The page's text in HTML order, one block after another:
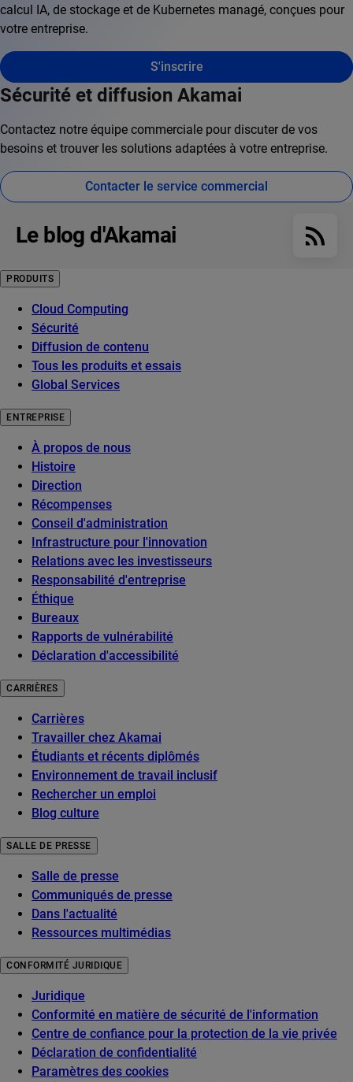
calcul IA, de stockage et de Kubernetes managé, conçues pour
votre entreprise.
S'inscrire
Sécurité et diffusion Akamai
Contactez notre équipe commerciale pour discuter de vos
besoins et trouver les solutions adaptées à votre entreprise.
Contacter le service commercial
Le blog d'Akamai
PRODUITS
Cloud Computing
Sécurité
Diffusion de contenu
Tous les produits et essais
Global Services
ENTREPRISE
À propos de nous
Histoire
Direction
Récompenses
Conseil d'administration
Infrastructure pour l'innovation
Relations avec les investisseurs
Responsabilité d'entreprise
Éthique
Bureaux
Rapports de vulnérabilité
Déclaration d'accessibilité
CARRIÈRES
Carrières
Travailler chez Akamai
Étudiants et récents diplômés
Environnement de travail inclusif
Rechercher un emploi
Blog culture
SALLE DE PRESSE
Salle de presse
Communiqués de presse
Dans l'actualité
Ressources multimédias
CONFORMITÉ JURIDIQUE
Juridique
Conformité en matière de sécurité de l'information
Centre de confiance pour la protection de la vie privée
Déclaration de confidentialité
Paramètres des cookies